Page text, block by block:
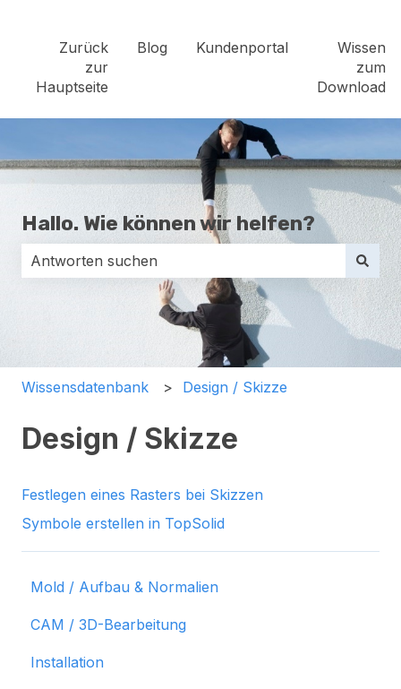
Zurück
zur
Hauptseite
Blog Kundenportal
Wissen
zum
Download
Hallo. Wie können wir helfen?
Es gibt keine Vorschläge, da das Suchfeld leer ist.
Wissensdatenbank Design / Skizze
Design / Skizze
Festlegen eines Rasters bei Skizzen
Symbole erstellen in TopSolid
Mold / Aufbau & Normalien
CAM / 3D-Bearbeitung
Installation